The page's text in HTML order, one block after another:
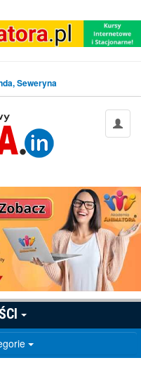
Seweryna